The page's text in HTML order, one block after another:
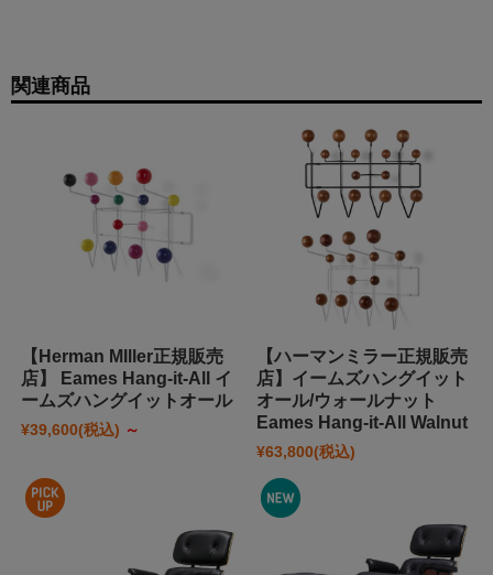
関連商品
【Herman MIller正規販売
店】 Eames Hang-it-All イ
ームズハングイットオール
¥39,600(税込) ～
【ハーマンミラー正規販売
店】イームズハングイット
オール/ウォールナット
Eames Hang-it-All Walnut
¥63,800(税込)